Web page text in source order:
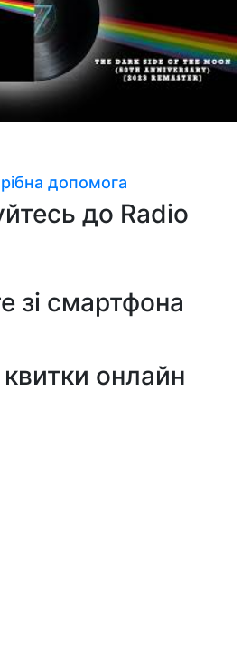
допомога
до Radio
зі смартфона
онлайн